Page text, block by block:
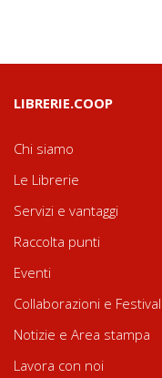
LIBRERIE.COOP
Chi siamo
Le Librerie
Servizi e vantaggi
Raccolta punti
Eventi
Collaborazioni e Festival
Notizie e Area stampa
Lavora con noi